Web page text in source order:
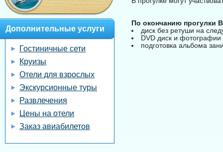
По окончанию прогулки
диск без ретуши на
DVD диск и
подготовка альбома
Дополнительные услуги
Гостиничные сети
Круизы
Отели для взрослых
Экскурсионные туры
Развлечения
Цены на отели
Заказ авиабилетов